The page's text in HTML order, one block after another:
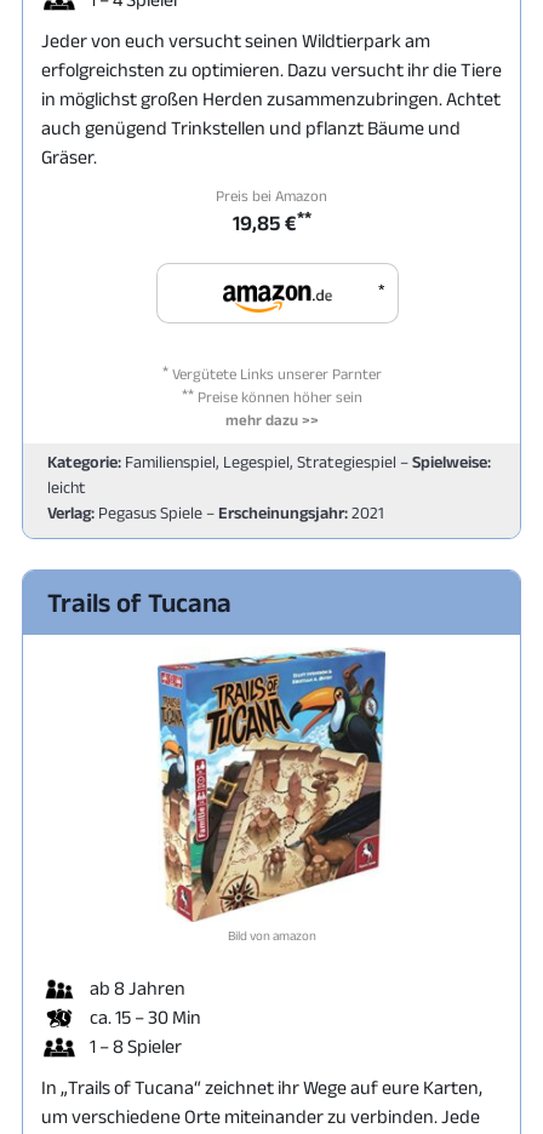
Jeder von euch versucht seinen Wildtierpark am
erfolgreichsten zu optimieren. Dazu versucht ihr die Tiere
in möglichst großen Herden zusammenzubringen. Achtet
auch genügend Trinkstellen und pflanzt Bäume und
Gräser.
Preis bei Amazon
19,85 €**
*
*Vergütete Links unserer Parnter
**Preise können höher sein
mehr dazu >>
Kategorie: Familienspiel, Legespiel, Strategiespiel –Spielweise:
leicht
Verlag: Pegasus Spiele – Erscheinungsjahr:2021
Trails of Tucana
Bild von amazon
ab 8 Jahren
ca. 15 – 30 Min
1 – 8 Spieler
In „Trails of Tucana“ zeichnet ihr Wege auf eure Karten,
um verschiedene Orte miteinander zu verbinden. Jede